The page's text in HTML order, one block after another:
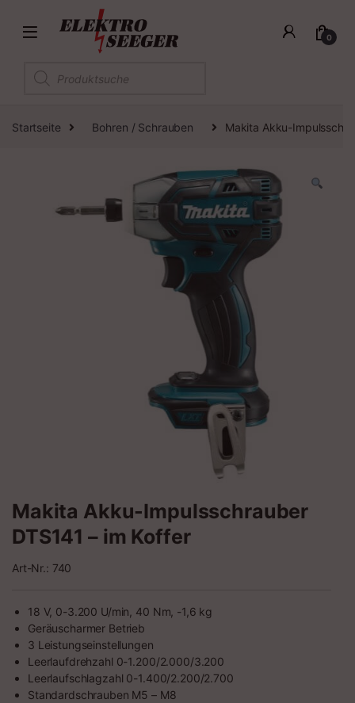
0
Products search
Startseite Bohren / Schrauben Makita Akku-
Makita Akku-Impulsschrauber
DTS141 – im Koffer
Art-Nr.: 740
18 V, 0-3.200 U/min, 40 Nm, -1,6 kg
Geräuscharmer Betrieb
3 Leistungseinstellungen
Leerlaufdrehzahl 0-1.200/2.000/3.200
Leerlaufschlagzahl 0-1.400/2.200/2.700
Standardschrauben M5 – M8